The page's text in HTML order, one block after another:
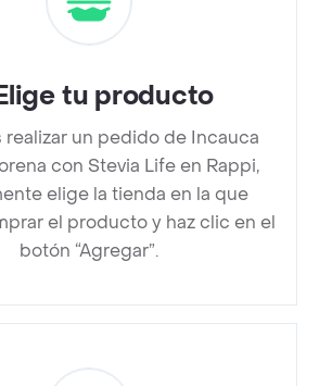
tu producto
realizar un pedido de Incauca
con Stevia Life en Rappi,
elige la tienda en la que
el producto y haz clic en el
botón “Agregar”.